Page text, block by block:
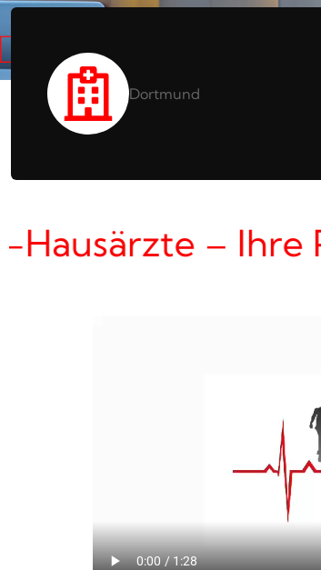
Dortmund
– Ihre